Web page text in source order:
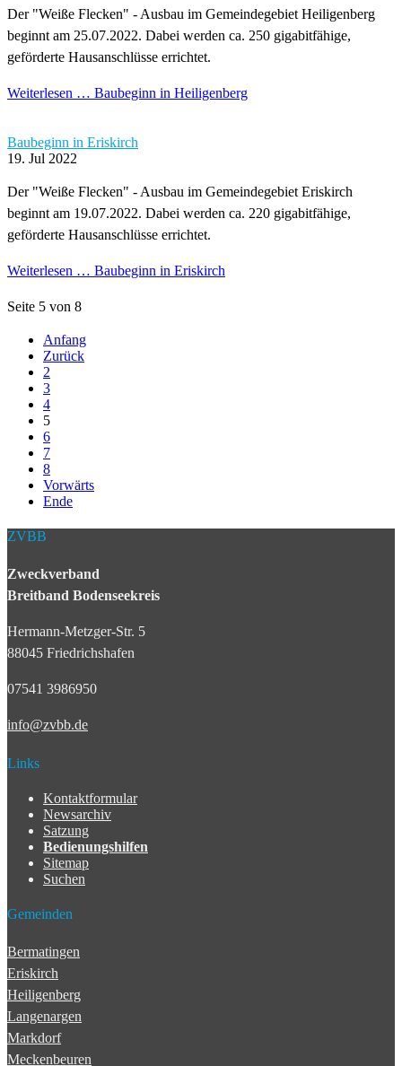
Der "Weiße Flecken" - Ausbau im Gemeindegebiet Heiligenberg
beginnt am 25.07.2022. Dabei werden ca. 250 gigabitfähige,
geförderte Hausanschlüsse errichtet.
Weiterlesen … Baubeginn in Heiligenberg
Baubeginn in Eriskirch
19. Jul 2022
Der "Weiße Flecken" - Ausbau im Gemeindegebiet Eriskirch
beginnt am 19.07.2022. Dabei werden ca. 220 gigabitfähige,
geförderte Hausanschlüsse errichtet.
Weiterlesen … Baubeginn in Eriskirch
Seite 5 von 8
Anfang
Zurück
2
3
4
5
6
7
8
Vorwärts
Ende
ZVBB
Zweckverband
Breitband Bodenseekreis
Hermann-Metzger-Str. 5
88045 Friedrichshafen
07541 3986950
info@zvbb.de
Links
Kontaktformular
Newsarchiv
Satzung
Bedienungshilfen
Sitemap
Suchen
Gemeinden
Bermatingen
Eriskirch
Heiligenberg
Langenargen
Markdorf
Meckenbeuren